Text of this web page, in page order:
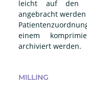
leicht auf den
angebracht
einem
archiviert werden.
MILLING